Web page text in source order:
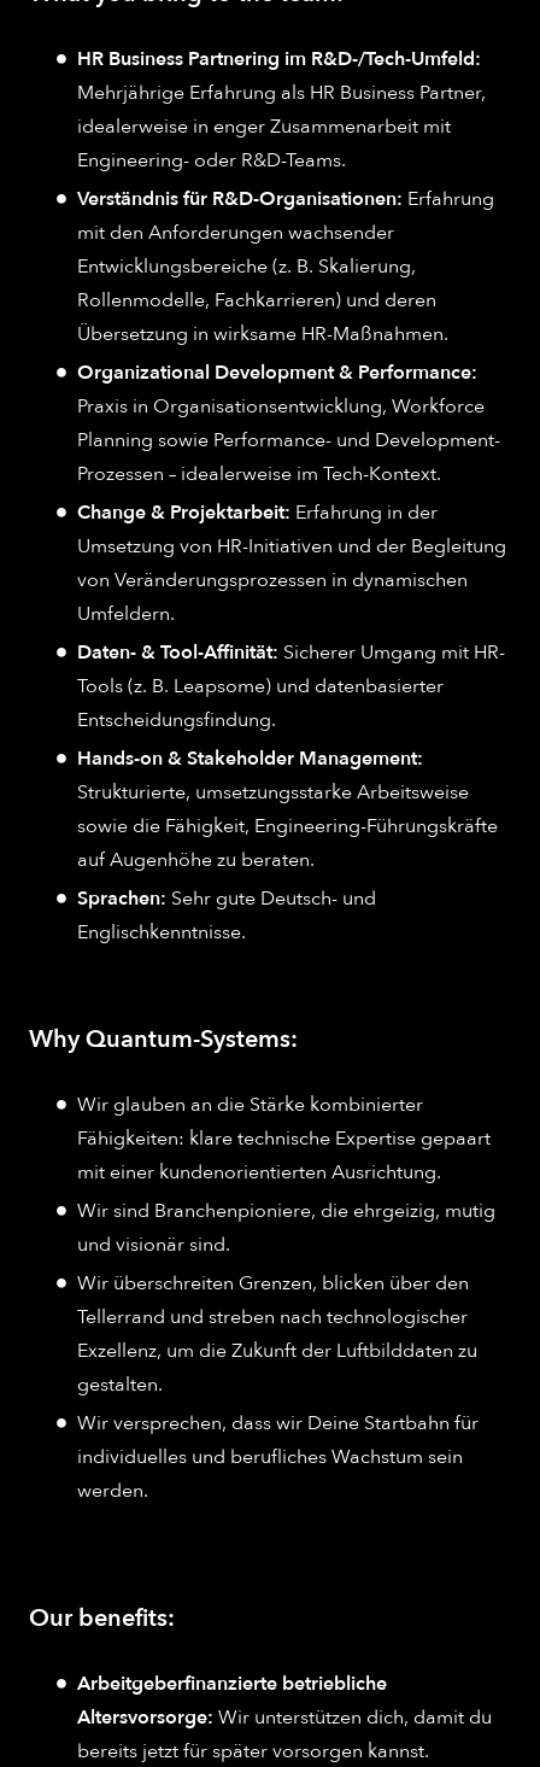
HR Business Partnering im R&D-/Tech-Umfeld:
Mehrjährige Erfahrung als HR Business Partner,
idealerweise in enger Zusammenarbeit mit
Engineering- oder R&D-Teams.
Verständnis für R&D-Organisationen: Erfahrung
mit den Anforderungen wachsender
Entwicklungsbereiche (z. B. Skalierung,
Rollenmodelle, Fachkarrieren) und deren
Übersetzung in wirksame HR-Maßnahmen.
Organizational Development & Performance:
Praxis in Organisationsentwicklung, Workforce
Planning sowie Performance- und Development-
Prozessen – idealerweise im Tech-Kontext.
Change & Projektarbeit: Erfahrung in der
Umsetzung von HR-Initiativen und der Begleitung
von Veränderungsprozessen in dynamischen
Umfeldern.
Daten- & Tool-Affinität: Sicherer Umgang mit HR-
Tools (z. B. Leapsome) und datenbasierter
Entscheidungsfindung.
Hands-on & Stakeholder Management:
Strukturierte, umsetzungsstarke Arbeitsweise
sowie die Fähigkeit, Engineering-Führungskräfte
auf Augenhöhe zu beraten.
Sprachen: Sehr gute Deutsch- und
Englischkenntnisse.
Why Quantum-Systems:
Wir glauben an die Stärke kombinierter
Fähigkeiten: klare technische Expertise gepaart
mit einer kundenorientierten Ausrichtung.
Wir sind Branchenpioniere, die ehrgeizig, mutig
und visionär sind.
Wir überschreiten Grenzen, blicken über den
Tellerrand und streben nach technologischer
Exzellenz, um die Zukunft der Luftbilddaten zu
gestalten.
Wir versprechen, dass wir Deine Startbahn für
individuelles und berufliches Wachstum sein
werden.
Our benefits:
Arbeitgeberfinanzierte betriebliche
Altersvorsorge: Wir unterstützen dich, damit du
bereits jetzt für später vorsorgen kannst.